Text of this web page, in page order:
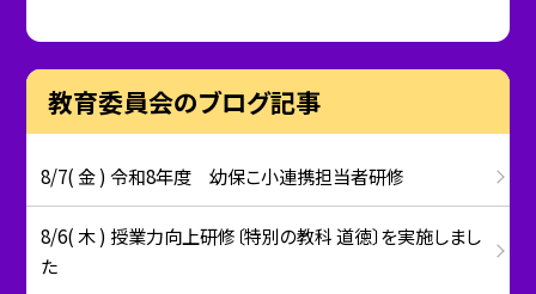
教育委員会のブログ記事
8/7( 金 ) 令和8年度 幼保こ小連携担当者研修
8/6( 木 ) 授業力向上研修〔特別の教科 道徳〕を実施しまし
た